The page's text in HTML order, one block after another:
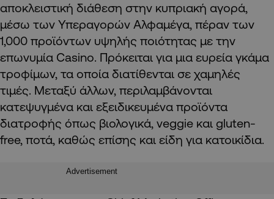
αποκλειστική διάθεση στην κυπριακή αγορά,
μέσω των Υπεραγορών Αλφαμέγα, πέραν των
1,000 προϊόντων υψηλής ποιότητας με την
επωνυμία Casino. Πρόκειται για μια ευρεία γκάμα
τροφίμων, τα οποία διατίθενται σε χαμηλές
τιμές. Μεταξύ άλλων, περιλαμβάνονται
κατεψυγμένα και εξειδικευμένα προϊόντα
διατροφής όπως βιολογικά, veggie και gluten-
free, ποτά, καθώς επίσης και είδη για κατοικίδια.
Advertisement